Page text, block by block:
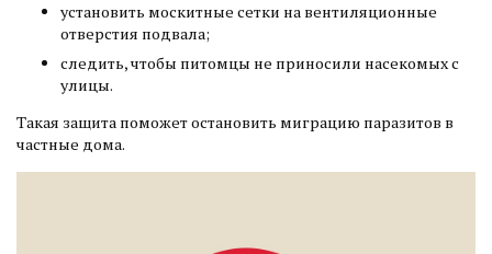
установить москитные сетки на вентиляционные
отверстия подвала;
следить, чтобы питомцы не приносили насекомых с
улицы.
Такая защита поможет остановить миграцию паразитов в
частные дома.